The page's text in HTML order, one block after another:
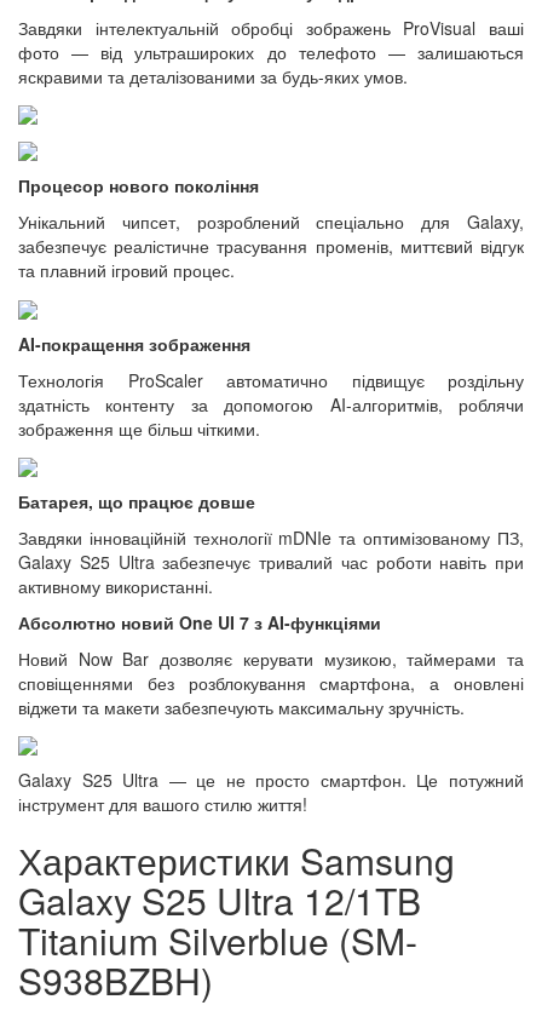
Завдяки інтелектуальній обробці зображень ProVisual ваші
фото — від ультрашироких до телефото — залишаються
яскравими та деталізованими за будь-яких умов.
Процесор нового покоління
Унікальний чипсет, розроблений спеціально для Galaxy,
забезпечує реалістичне трасування променів, миттєвий відгук
та плавний ігровий процес.
AI-покращення зображення
Технологія ProScaler автоматично підвищує роздільну
здатність контенту за допомогою AI-алгоритмів, роблячи
зображення ще більш чіткими.
Батарея, що працює довше
Завдяки інноваційній технології mDNIe та оптимізованому ПЗ,
Galaxy S25 Ultra забезпечує тривалий час роботи навіть при
активному використанні.
Абсолютно новий One UI 7 з AI-функціями
Новий Now Bar дозволяє керувати музикою, таймерами та
сповіщеннями без розблокування смартфона, а оновлені
віджети та макети забезпечують максимальну зручність.
Galaxy S25 Ultra — це не просто смартфон. Це потужний
інструмент для вашого стилю життя!
Характеристики Samsung
Galaxy S25 Ultra 12/1TB
Titanium Silverblue (SM-
S938BZBH)